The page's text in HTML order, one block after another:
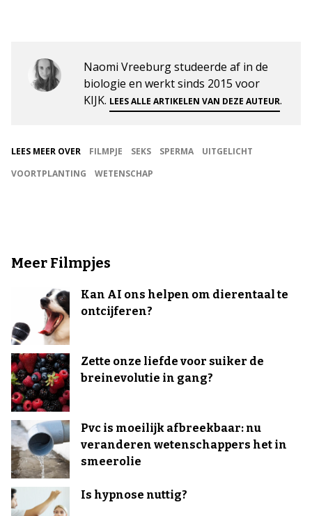
Naomi Vreeburg studeerde af in de
biologie en werkt sinds 2015 voor
KIJK. LEES ALLE ARTIKELEN VAN DEZE AUTEUR.
LEES MEER OVER FILMPJE SEKS SPERMA
UITGELICHT
VOORTPLANTING
WETENSCHAP
Meer Filmpjes
Kan AI ons helpen om dierentaal te
ontcijferen?
Zette onze liefde voor suiker de
breinevolutie in gang?
Pvc is moeilijk afbreekbaar: nu
veranderen wetenschappers het in
smeerolie
Is hypnose nuttig?